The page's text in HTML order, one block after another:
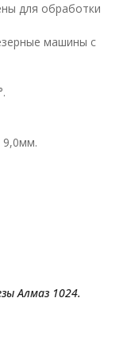
для обработки
машины с
9,0мм.
Алмаз 1024.